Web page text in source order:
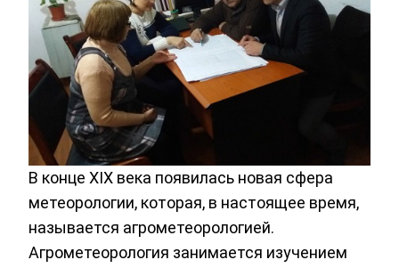
В конце XIX века появилась новая сфера
метеорологии, которая, в настоящее время,
называется агрометеорологией.
Агрометеорология занимается изучением